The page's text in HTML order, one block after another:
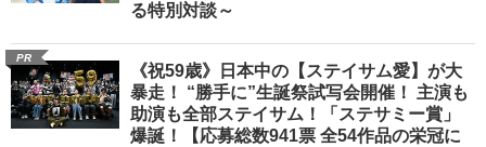
る特別対談～
PR
《祝59歳》日本中の【ステイサム愛】が大
暴走！ “勝手に”生誕祭試写会開催！ 主演も
助演も全部ステイサム！「ステサミー賞」
爆誕！【応募総数941票 全54作品の栄冠に